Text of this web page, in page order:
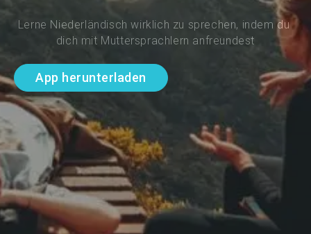
Lerne Niederländisch wirklich zu sprechen, indem du
dich mit Muttersprachlern anfreundest
App herunterladen